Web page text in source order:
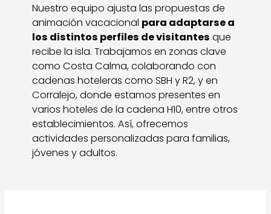
Nuestro equipo ajusta las propuestas de
animación vacacional para adaptarse a
los distintos perfiles de visitantes que
recibe la isla. Trabajamos en zonas clave
como Costa Calma, colaborando con
cadenas hoteleras como SBH y R2, y en
Corralejo, donde estamos presentes en
varios hoteles de la cadena H10, entre otros
establecimientos. Así, ofrecemos
actividades personalizadas para familias,
jóvenes y adultos.